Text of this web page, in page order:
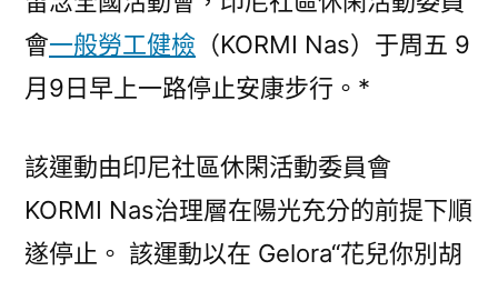
區
休
閑
動
委
員
會
會一般勞工健檢 （KORMI Nas）于周五 9
月9日早上一路停止安康步行。*
該運動由印尼社區休閑活動委員會
KORMI Nas治理層在陽光充分的前提下順
遂停止。 該運動以在 Gelora“花兒你別胡